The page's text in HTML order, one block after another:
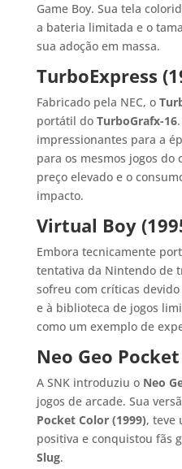
Game Boy. Sua tela
a bateria limitada e o
sua adoção em massa.
TurboExpress
Fabricado pela NEC, o
portátil do TurboGrafx-16
impressionantes para a
para os mesmos jogos do
preço elevado e o
impacto.
Virtual Boy
Embora tecnicamente
tentativa da Nintendo de
sofreu com críticas
e à biblioteca de jogos
como um exemplo de
Neo Geo
A SNK introduziu o Neo
jogos de arcade. Sua
Pocket Color (1999), teve
positiva e conquistou fãs
Slug.